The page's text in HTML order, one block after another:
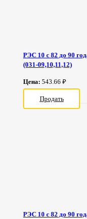
РЭС 10 с 82 до 90
(031-09,10,11,12)
Цена:543.66 ₽
Продать
РЭС 10 с 82 до 90